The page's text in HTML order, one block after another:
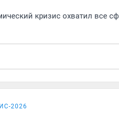
кризис охватил все
2026